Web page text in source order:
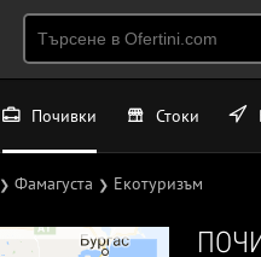
Почивки Стоки
❯ Фамагуста ❯ Екотуризъм